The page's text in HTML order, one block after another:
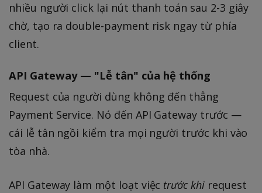
nhiều người click lại nút thanh toán sau 2-3 giây
chờ, tạo ra double-payment risk ngay từ phía
client.
API Gateway — "Lễ tân" của hệ thống
Request của người dùng không đến thẳng
Payment Service. Nó đến API Gateway trước —
cái lễ tân ngồi kiểm tra mọi người trước khi vào
tòa nhà.
API Gateway làm một loạt việc trước khirequest